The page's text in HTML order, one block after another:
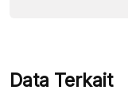
Data Terkait